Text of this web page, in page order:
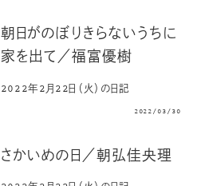
朝日がのぼりきらないうちに
家を出て／福富優樹
2022年2月22日（火）の日記
2022/03/30
さかいめの日／朝弘佳央理